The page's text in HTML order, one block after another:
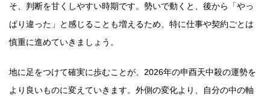
そ、判断を甘くしやすい時期です。勢いで動くと、後から「やっ
ぱり違った」と感じることも増えるため、特に仕事や契約ごとは
慎重に進めていきましょう。
地に足をつけて確実に歩むことが、2026年の申酉天中殺の運勢を
より良いものに変えていきます。外側の変化より、自分の中の軸